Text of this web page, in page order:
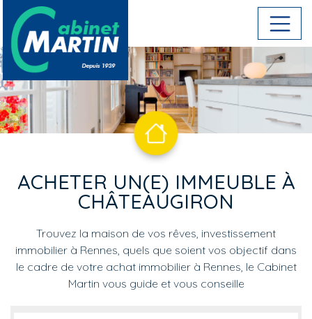
Aller au contenu principal
ACHETER UN(E) IMMEUBLE À
CHÂTEAUGIRON
Trouvez la maison de vos rêves, investissement
immobilier à Rennes, quels que soient vos objectif dans
le cadre de votre achat immobilier à Rennes, le Cabinet
Martin vous guide et vous conseille